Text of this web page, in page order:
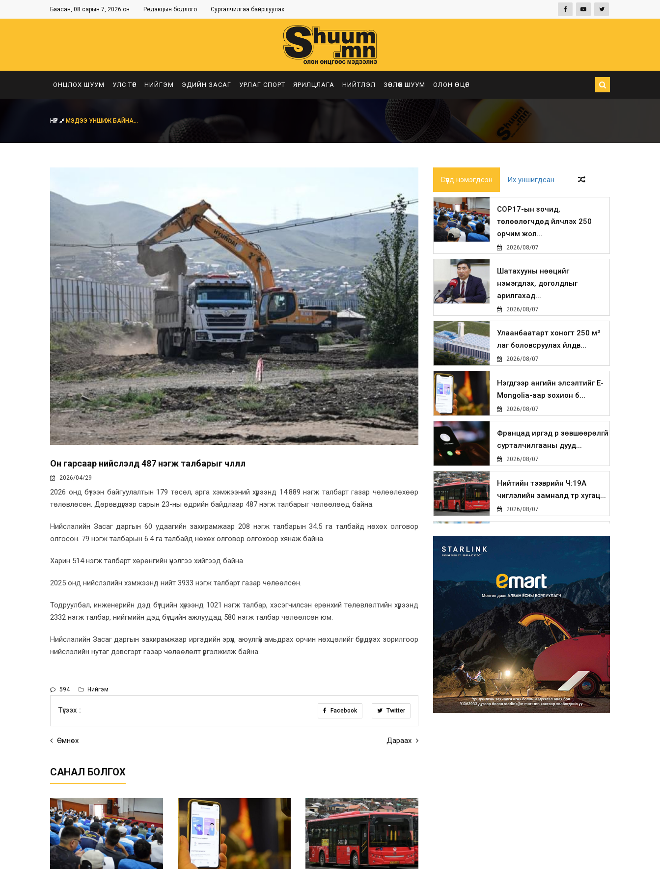
Баасан, 08 сарын 7, 2026 он Редакцын бодлого Сурталчилгаа байршуулах
ОНЦЛОХ ШУУМ УЛС ТӨР НИЙГЭМ ЭДИЙН ЗАСАГ УРЛАГ СПОРТ ЯРИЛЦЛАГА НИЙТЛЭЛ ЗӨВЛӨХ ШУУМ ОЛОН ӨНЦӨГ
НҮҮР МЭДЭЭ УНШИЖ БАЙНА...
Он гарсаар нийслэлд 487 нэгж талбарыг чөлөөллөө
2026/04/29
2026 онд бүтээн байгуулалтын 179 төсөл, арга хэмжээний хүрээнд 14.889 нэгж талбарт газар чөлөөлөхөөр
төлөвлөсөн. Дөрөвдүгээр сарын 23-ны өдрийн байдлаар 487 нэгж талбарыг чөлөөлөөд байна.
Нийслэлийн Засаг даргын 60 удаагийн захирамжаар 208 нэгж талбарын 34.5 га талбайд нөхөх олговор
олгосон. 79 нэгж талбарын 6.4 га талбайд нөхөх олговор олгохоор хянаж байна.
Харин 514 нэгж талбарт хөрөнгийн үнэлгээ хийгээд байна.
2025 онд нийслэлийн хэмжээнд нийт 3933 нэгж талбарт газар чөлөөлсөн.
Тодруулбал, инженерийн дэд бүтцийн хүрээнд 1021 нэгж талбар, хэсэгчилсэн ерөнхий төлөвлөлтийн хүрээнд
2332 нэгж талбар, нийгмийн дэд бүтцийн ажлуудад 580 нэгж талбар чөлөөлсөн юм.
Нийслэлийн Засаг даргын захирамжаар иргэдийн эрүүл, аюулгүй амьдрах орчин нөхцөлийг бүрдүүлэх зорилгоор
нийслэлийн нутаг дэвсгэрт газар чөлөөлөлт үргэлжилж байна.
594 Нийгэм
Түгээх : Facebook Twitter
Өмнөх Дараах
САНАЛ БОЛГОХ
Сүүлд нэмэгдсэн Их уншигдсан
COP17-ын зочид,
төлөөлөгчдөд үйлчлэх 250
орчим жол...
2026/08/07
Шатахууны нөөцийг
нэмэгдүүлэх, доголдлыг
арилгахад...
2026/08/07
Улаанбаатарт хоногт 250 м³
лаг боловсруулах үйлдв...
2026/08/07
Нэгдүгээр ангийн элсэлтийг E-
Mongolia-аар зохион б...
2026/08/07
Францад иргэд рүү зөвшөөрөлгүй
сурталчилгааны дууд...
2026/08/07
Нийтийн тээврийн Ч:19А
чиглэлийн замналд түр хугац...
2026/08/07
2026/08/07
Улаанбаатарт өдөртөө 30 хэм
дулаан
2026/08/07
Улсын чанартай хатуу
хучилттай авто замын талаас
и...
2026/08/06
Засгийн газар энэ оныг
дуустал санхүүгийн хэмнэлти...